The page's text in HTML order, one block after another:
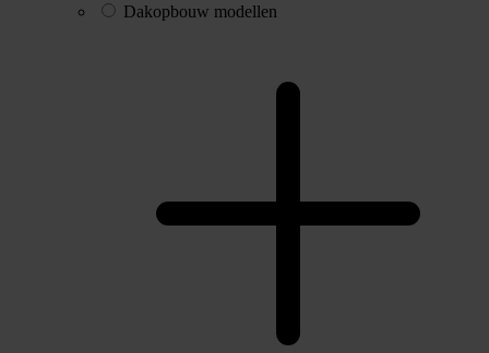
Dakopbouw modellen